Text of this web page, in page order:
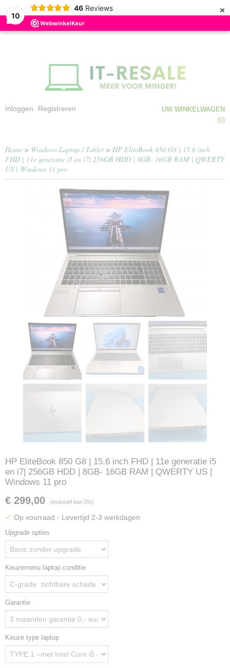
10
46 Reviews ×
Inloggen Registreren
UW WINKELWAGEN
(0)
Home > Windows Laptop / Tablet > HP EliteBook 850 G8 | 15.6 inch
FHD | 11e generatie i5 en i7| 256GB HDD | 8GB- 16GB RAM | QWERTY
US | Windows 11 pro
HP EliteBook 850 G8 | 15.6 inch FHD | 11e generatie i5
en i7| 256GB HDD | 8GB- 16GB RAM | QWERTY US |
Windows 11 pro
€ 299,00 (inclusief btw 0%)
✓ Op voorraad - Levertijd 2-3 werkdagen
Upgrade opties
Keuzemenu laptop conditie
Garantie
Keuze type laptop